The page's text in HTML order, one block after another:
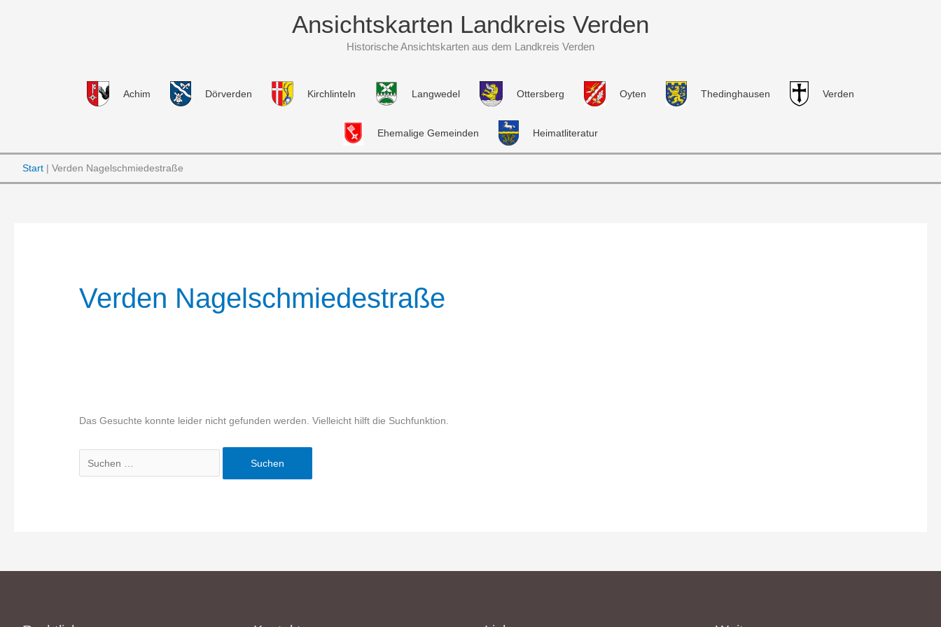
Ansichtskarten Landkreis Verden
Historische Ansichtskarten aus dem Landkreis Verden
Achim Dörverden Kirchlinteln Langwedel Ottersberg Oyten Thedinghausen Verden
Ehemalige Gemeinden Heimatliteratur
Start Verden Nagelschmiedestraße
Verden Nagelschmiedestraße
Das Gesuchte konnte leider nicht gefunden werden. Vielleicht hilft die Suchfunktion.
nach: